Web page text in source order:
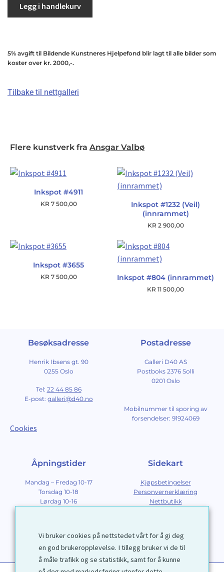
Legg i handlekurv
5% avgift til Bildende Kunstneres Hjelpefond blir lagt til alle bilder som
koster over kr. 2000,-.
Tilbake til nettgalleri
Flere kunstverk fra Ansgar Valbø
Inkspot #4911
KR 7 500,00
Inkspot #1232 (Veil)
(innrammet)
KR 2 900,00
Inkspot #3655
KR 7 500,00 Inkspot #804 (innrammet)
KR 11 500,00
Besøksadresse
Henrik Ibsens gt. 90
0255 Oslo
Tel: 22 44 85 86
E-post: galleri@d40.no
Cookies
Postadresse
Galleri D40 AS
Postboks 2376 Solli
0201 Oslo
Mobilnummer til sporing av
forsendelser: 91924069
Åpningstider
Mandag – Fredag 10-17
Torsdag 10-18
Lørdag 10-16
Sidekart
Kjøpsbetingelser
Personvernerklæring
Nettbutikk
Kontakt
Vi bruker cookies på nettstedet vårt for å gi deg
en god brukeropplevelse. I tillegg bruker vi de til
å måle trafikk og se statistikk, samt for å kunne